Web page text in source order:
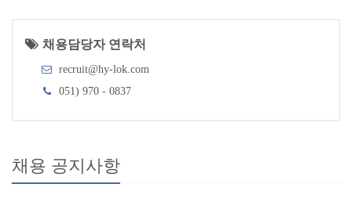
채용담당자 연락처
recruit@hy-lok.com
051) 970 - 0837
채용 공지사항